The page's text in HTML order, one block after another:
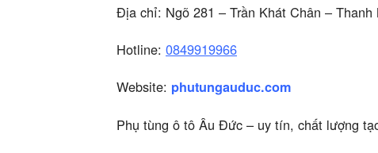
Địa chỉ: Ngõ 281 – Trần Khát Chân –
Hotline: 0849919966
Website: phutungauduc.com
Phụ tùng ô tô Âu Đức – uy tín, chất lượng